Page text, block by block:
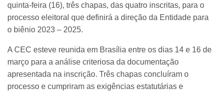
quinta-feira (16), três chapas, das quatro inscritas, para o
processo eleitoral que definirá a direção da Entidade para
o biênio 2023 – 2025.
A CEC esteve reunida em Brasília entre os dias 14 e 16 de
março para a análise criteriosa da documentação
apresentada na inscrição. Três chapas concluíram o
processo e cumpriram as exigências estatutárias e